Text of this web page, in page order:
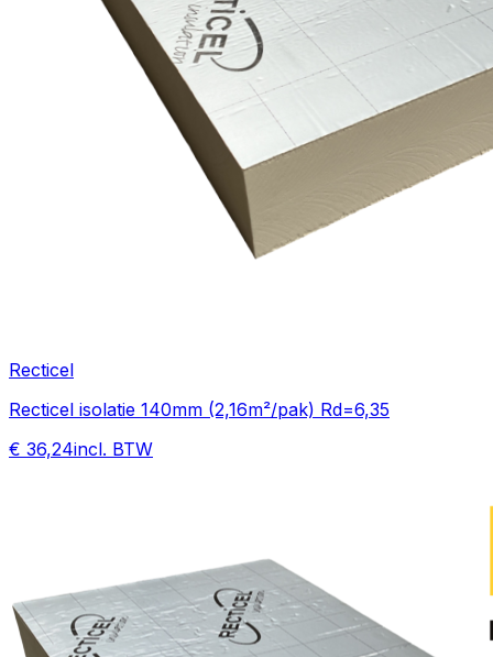
Recticel
Recticel isolatie 140mm (2,16m²/pak) Rd=6,35
€ 36,24incl. BTW